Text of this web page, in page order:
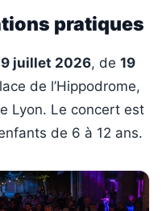
pratiques
juillet 2026, de 19
de l’Hippodrome,
Lyon. Le concert est
de 6 à 12 ans.